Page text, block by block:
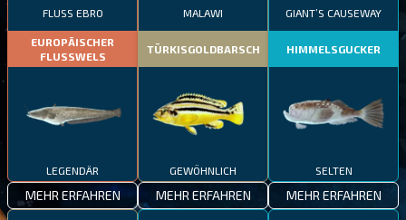
FLUSS EBRO
EUROPÄISCHER
FLUSSWELS
LEGENDÄR
MEHR ERFAHREN
MALAWI
TÜRKISGOLDBARSCH
GEWÖHNLICH
MEHR ERFAHREN
GIANT’S CAUSEWAY
HIMMELSGUCKER
SELTEN
MEHR ERFAHREN